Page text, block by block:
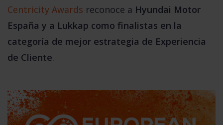
Centricity Awards reconoce a Hyundai Motor
España y a Lukkap como finalistas en la
categoría de mejor estrategia de Experiencia
de Cliente.